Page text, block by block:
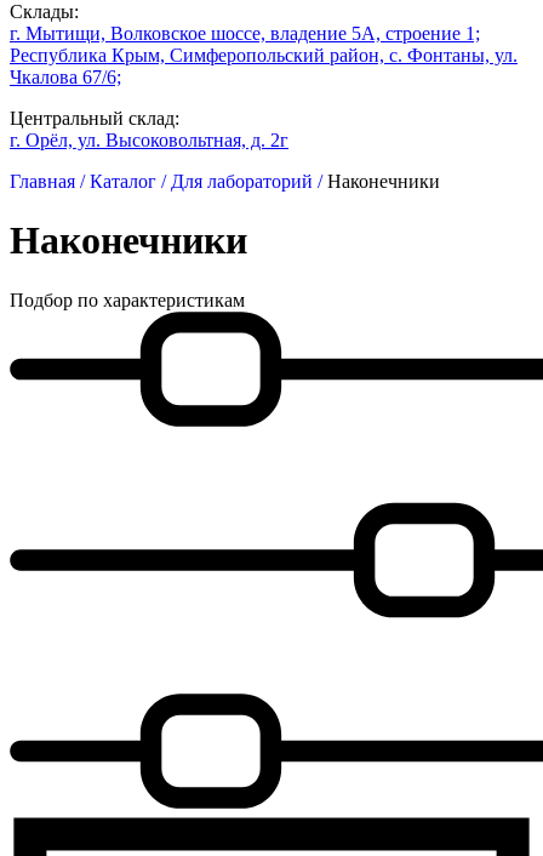
Склады:
г. Мытищи, Волковское шоссе, владение 5А, строение 1;
Республика Крым, Симферопольский район, с. Фонтаны, ул.
Чкалова 67/6;
Центральный склад:
г. Орёл, ул. Высоковольтная, д. 2г
Главная /Каталог / Для лабораторий /Наконечники
Наконечники
Подбор по характеристикам